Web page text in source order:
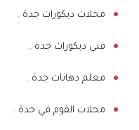
محلات ديكورات جدة .
فني ديكورات جدة .
معلم دهانات جدة .
محلات الفوم في جدة .